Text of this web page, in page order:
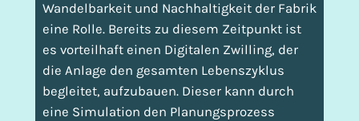
Wandelbarkeit und Nachhaltigkeit der Fabrik
eine Rolle. Bereits zu diesem Zeitpunkt ist
es vorteilhaft einen Digitalen Zwilling, der
die Anlage den gesamten Lebenszyklus
begleitet, aufzubauen. Dieser kann durch
eine Simulation den Planungsprozess